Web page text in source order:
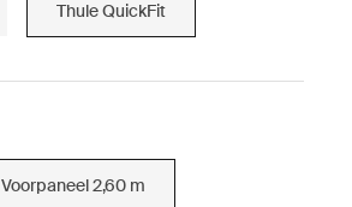
Thule QuickFit
Voorpaneel 2,60 m